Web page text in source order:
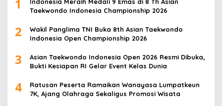
1
Taekwondo Indonesia Championship 2026
2
Wakil Panglima TNI Buka 8th Asian Taekwondo
Indonesia Open Championship 2026
3
Asian Taekwondo Indonesia Open 2026 Resmi Dibuka,
Bukti Kesiapan RI Gelar Event Kelas Dunia
4
Ratusan Peserta Ramaikan Wanayasa Lumpatkeun
7K, Ajang Olahraga Sekaligus Promosi Wisata